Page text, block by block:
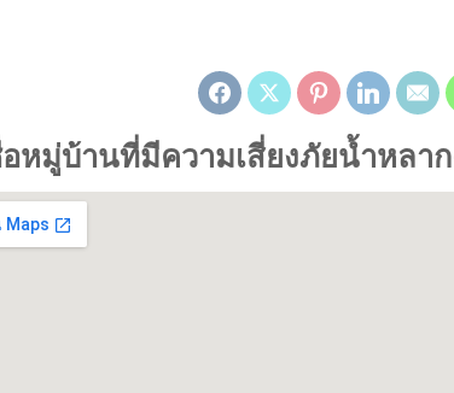
หมู่บ้านที่มีความเสี่ยงภัยน้ำหล